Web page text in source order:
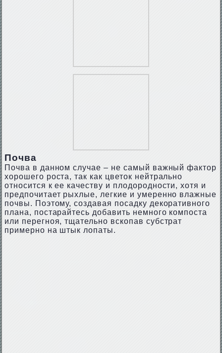
Почва
Почва в данном случае – не самый важный фактор
хорошего роста, так как цветок нейтрально
относится к ее качеству и плодородности, хотя и
предпочитает рыхлые, легкие и умеренно влажные
почвы. Поэтому, создавая посадку декоративного
плана, постарайтесь добавить немного компоста
или перегноя, тщательно вскопав субстрат
примерно на штык лопаты.